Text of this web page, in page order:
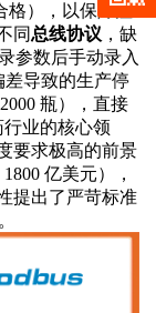
格），以保障注
同总线协议 ，缺
参数后手动录入
差导致的生产停
瓶），直接
业的核心领
要求极高的前景
亿美元），
提出了严苛标准